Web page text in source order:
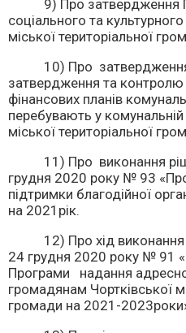
9) Про затвердження
соціального та
міської територіальної
10) Про затвердження
затвердження та
фінансових планів
перебувають у комунальній
міської територіальної
11) Про виконання
грудня 2020 року № 93
підтримки благодійної
на 2021рік.
12) Про хід виконання
24 грудня 2020 року № 91
Програми надання
громадянам Чортківської
громади на 2021-